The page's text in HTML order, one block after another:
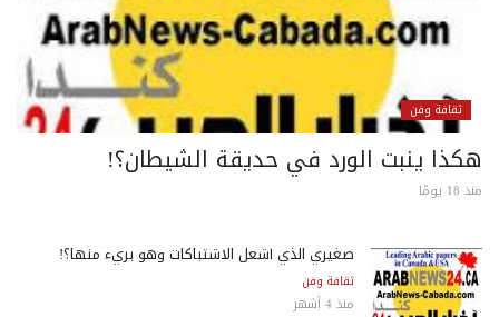
ثقافة وفن
ينبت الورد في حديقة الشيطان؟!
صغيري الذي أشعل الاشتباكات وهو بريء منها؟!
ثقافة وفن
منذ 4 أشهر